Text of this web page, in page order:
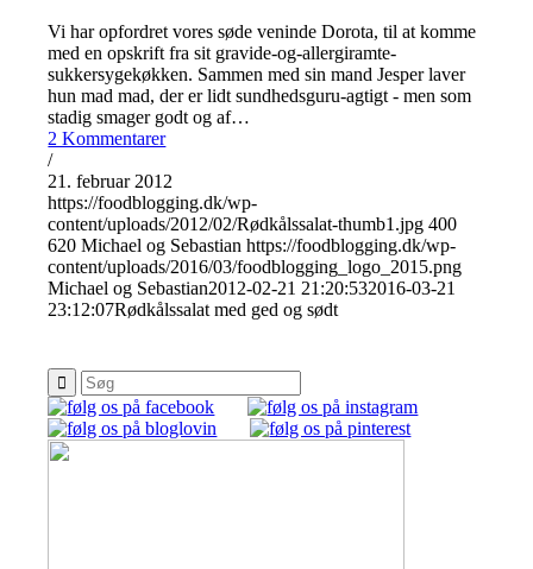
Vi har opfordret vores søde veninde Dorota, til at komme
med en opskrift fra sit gravide-og-allergiramte-
sukkersygekøkken. Sammen med sin mand Jesper laver
hun mad mad, der er lidt sundhedsguru-agtigt - men som
stadig smager godt og af…
2 Kommentarer
/
21. februar 2012
https://foodblogging.dk/wp-
content/uploads/2012/02/Rødkålssalat-thumb1.jpg 400
620 Michael og Sebastian https://foodblogging.dk/wp-
content/uploads/2016/03/foodblogging_logo_2015.png
Michael og Sebastian2012-02-21 21:20:532016-03-21
23:12:07Rødkålssalat med ged og sødt